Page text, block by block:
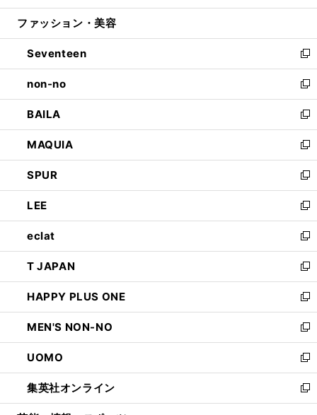
開
ウ
開
く
ン
ウ
で
開
く
ウ
ン
ド
ウ
で
開
く
ファッション・美容
Seventeen
新
し
い
ウ
ィ
ン
ド
ウ
で
開
く
non-no
新
し
い
ウ
ィ
ン
ド
ウ
で
開
く
BAILA
新
し
い
ウ
ィ
ン
ド
ウ
で
開
く
MAQUIA
新
し
い
ウ
ィ
ン
ド
ウ
で
開
く
SPUR
新
し
い
ウ
ィ
ン
ド
ウ
で
開
く
LEE
新
し
い
ウ
ィ
ン
ド
ウ
で
開
く
eclat
新
し
い
ウ
ィ
ン
ド
ウ
で
開
く
T JAPAN
新
し
い
ウ
ィ
ン
ド
ウ
で
開
HAPPY PLUS ONE
新
し
い
ウ
ィ
ン
ド
ウ
MEN'S NON-NO
新
し
い
ウ
ィ
ン
UOMO
新
し
い
ウ
集英社オンライン
新
し